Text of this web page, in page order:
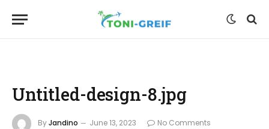
Untitled-design-8.jpg
ByJandino June 13, 2023
No Comments